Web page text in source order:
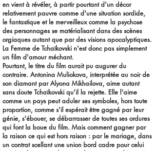
en vient à révéler, à partir pourtant d'un décor
relativement pauvre comme d'une situation sordide,
le fantastique et le merveilleux comme la psychose
des personnages se matérialisant dans des scènes
orgiaques autant que par des visions apocalyptiques.
La Femme de Tchaïkovski n'est donc pas simplement
un film d'amour méchant.
Pourtant, le titre du film aurait pu augurer du
contraire. Antonina Muliokova, interprétée au noir de
son diamant par Alyona Mikhailova, aime autant
sans doute Tchaïkovski qu'il la rejette. Elle l'aime
comme un pays peut aduler ses symboles, hors toute
proportion, comme s'il espérait être gagné par leur
génie, s'ébouer, se débarrasser de toutes ses ordures
qui font la boue du film. Mais comment gagner par
la raison ce qui est hors raison : par le mariage, dans
un contrat scellant une union bord cadre pour celui